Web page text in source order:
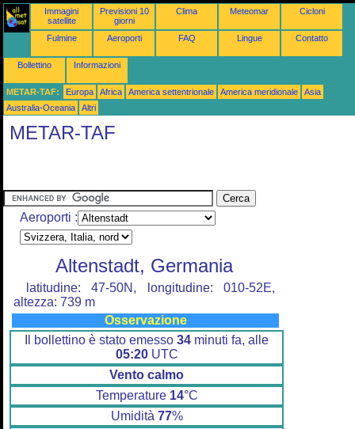
Immagini
satellite
Previsioni 10
giorni
Clima Meteomar Cicloni
Fulmine Aeroporti FAQ Lingue Contatto
Bollettino Informazioni
METAR-TAF: Europa Africa America settentrionale America meridionale
Asia
Australia-Oceania
Altri
METAR-TAF
Aeroporti :
Altenstadt, Germania
latitudine: 47-50N, longitudine: 010-52E,
altezza: 739 m
Osservazione
Il bollettino è stato emesso 34 minuti fa, alle
05:20UTC
Vento calmo
Temperature 14°C
Umidità 77%